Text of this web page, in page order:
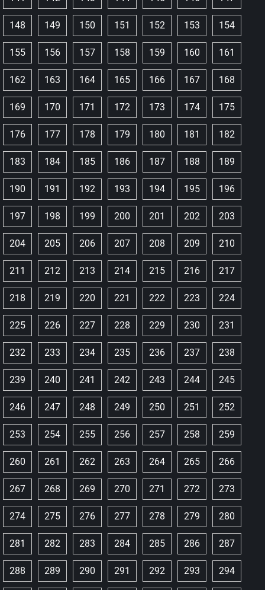
148 149 150 151 152 153 154
155 156 157 158 159 160 161
162 163 164 165 166 167 168
169 170 171 172 173 174 175
176 177 178 179 180 181 182
183 184 185 186 187 188 189
190 191 192 193 194 195 196
197 198 199 200 201 202 203
204 205 206 207 208 209 210
211 212 213 214 215 216 217
218 219 220 221 222 223 224
225 226 227 228 229 230 231
232 233 234 235 236 237 238
239 240 241 242 243 244 245
246 247 248 249 250 251 252
253 254 255 256 257 258 259
260 261 262 263 264 265 266
267 268 269 270 271 272 273
274 275 276 277 278 279 280
281 282 283 284 285 286 287
288 289 290 291 292 293 294